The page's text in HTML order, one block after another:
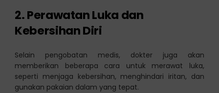
2. Perawatan Luka dan
Kebersihan Diri
Selain pengobatan medis, dokter juga akan
memberikan beberapa cara untuk merawat luka,
seperti menjaga kebersihan, menghindari iritan, dan
gunakan pakaian dalam yang tepat.